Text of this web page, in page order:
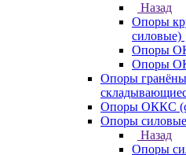
Назад
Опоры
силовые)
Опоры
Опоры
Опоры
Опоры ОККС
Опоры силовые
Назад
Опоры